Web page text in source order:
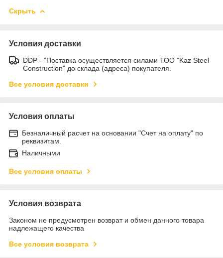
Скрыть
Условия доставки
DDP - "Поставка осуществляется силами ТОО "Kaz Steel
Construction" до склада (адреса) покупателя.
Все условия доставки
Условия оплаты
Безналичный расчет на основании "Счет на оплату" по
реквизитам.
Наличными
Все условия оплаты
Условия возврата
Законом не предусмотрен возврат и обмен данного товара
надлежащего качества
Все условия возврата